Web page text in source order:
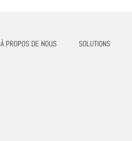
À PROPOS DE NOUS SOLUTIONS